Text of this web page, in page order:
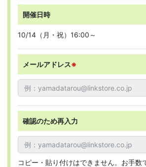
開催日時
10/14（月・祝）16:00～
メールアドレス※
確認のため再入力
コピー・貼り付けはできません。お手数